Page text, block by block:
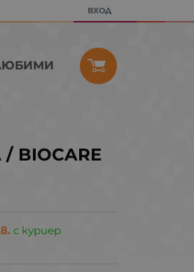
ВХОД
BIOCARE
с куриер